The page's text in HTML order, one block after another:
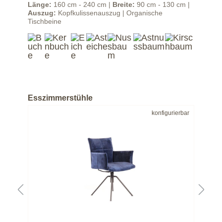
Länge: 160 cm - 240 cm | Breite: 90 cm - 130 cm |
Auszug: Kopfkulissenauszug | Organische
Tischbeine
Esszimmerstühle
konfigurierbar